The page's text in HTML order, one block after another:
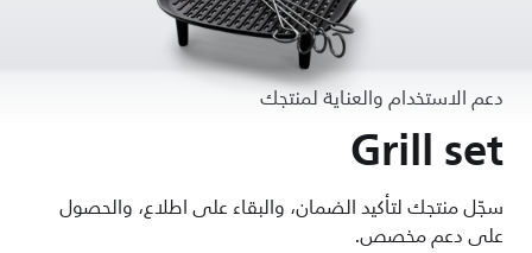
دعم الاستخدام والعناية لمنتجك
Grill set
سجّل منتجك لتأكيد الضمان، والبقاء على اطلاع، والحصول
على دعم مخصص.